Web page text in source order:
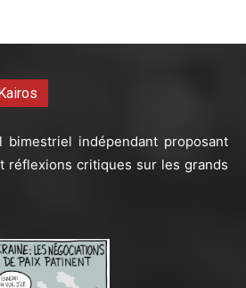
bimestriel indépendant proposant
réflexions critiques sur les grands